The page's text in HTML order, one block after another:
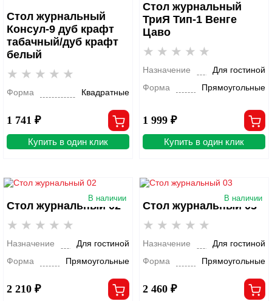
Стол журнальный
Консул-9 дуб крафт
табачный/дуб крафт
белый
Форма Квадратные
1 741 ₽
Купить в один клик
Стол журнальный
ТриЯ Тип-1 Венге
Цаво
Назначение
Для гостиной
Форма
Прямоугольные
1 999 ₽
Купить в один клик
В наличии
Стол журнальный 02
Назначение
Для гостиной
Форма
Прямоугольные
2 210 ₽
В наличии
Стол журнальный 03
Назначение
Для гостиной
Форма
Прямоугольные
2 460 ₽